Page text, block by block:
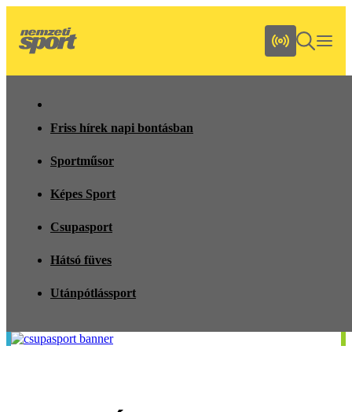
Friss hírek napi bontásban
Sportműsor
Képes Sport
Csupasport
Hátsó füves
Utánpótlássport